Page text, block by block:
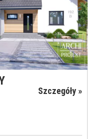
Szczegóły »